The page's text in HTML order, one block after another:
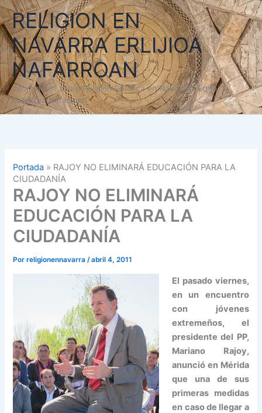
Ir
al
contenido
RELIGION EN
NAVARRA ERLIJIOA
NAFARROAN
Información sobre Religión Católica en Navarra - Erlijio
Katolikoa Nafarroan
Portada » RAJOY NO ELIMINARÁ EDUCACIÓN PARA LA
CIUDADANÍA
RAJOY NO ELIMINARÁ
EDUCACIÓN PARA LA
CIUDADANÍA
Porreligionennavarra/abril 4, 2011
El pasado viernes,
en un encuentro
con jóvenes
extremeños, el
presidente del PP,
Mariano Rajoy,
anunció en Mérida
que una de sus
primeras medidas
en caso de llegar a